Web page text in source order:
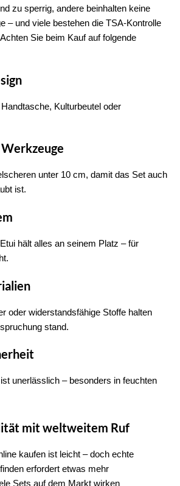
zu sperrig, andere beinhalten keine
– und viele bestehen die TSA-Kontrolle
Sie beim Kauf auf folgende
Kulturbeutel oder
unter 10 cm, damit das Set auch
ist.
hält alles an seinem Platz – für
oder widerstandsfähige Stoffe halten
stand.
ist unerlässlich – besonders in feuchten
mit weltweitem Ruf
kaufen ist leicht – doch echte
erfordert etwas mehr
Sets auf dem Markt wirken